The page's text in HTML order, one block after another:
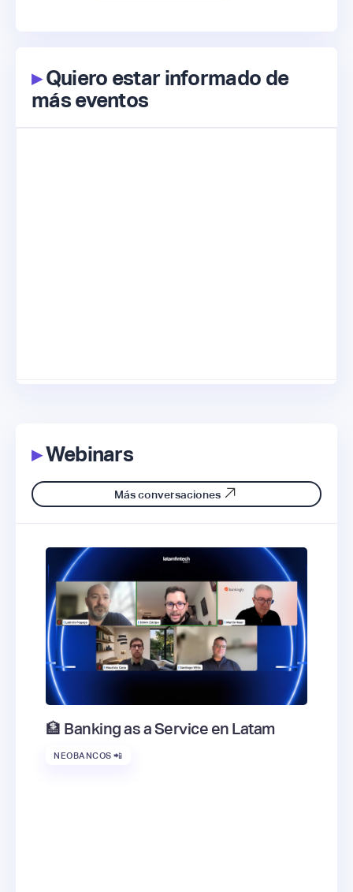
▸Quiero estar informado de
más eventos
▸Webinars
Más conversaciones
🏦 Banking as a Service en Latam
NEOBANCOS 📲